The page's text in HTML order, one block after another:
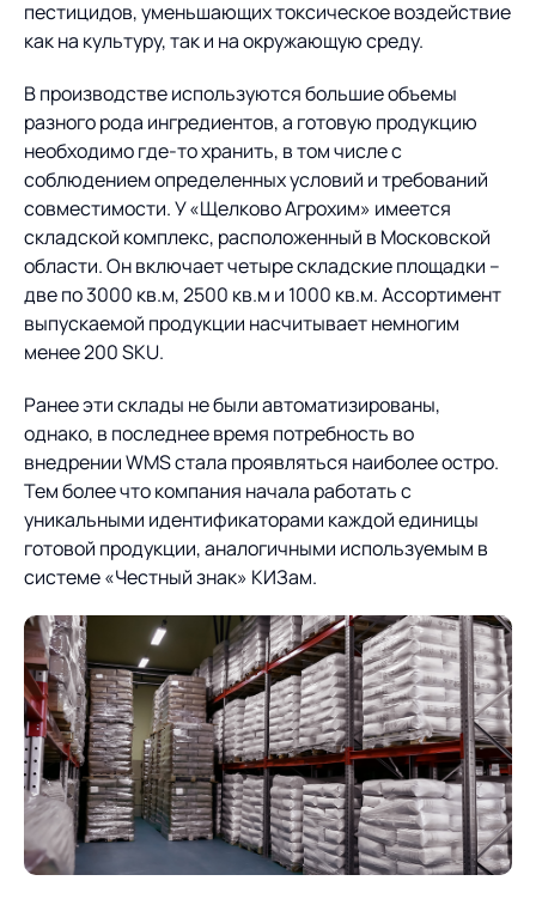
пестицидов, уменьшающих токсическое воздействие
как на культуру, так и на окружающую среду.
В производстве используются большие объемы
разного рода ингредиентов, а готовую продукцию
необходимо где-то хранить, в том числе с
соблюдением определенных условий и требований
совместимости. У «Щелково Агрохим» имеется
складской комплекс, расположенный в Московской
области. Он включает четыре складские площадки –
две по 3000 кв.м, 2500 кв.м и 1000 кв.м. Ассортимент
выпускаемой продукции насчитывает немногим
менее 200 SKU.
Ранее эти склады не были автоматизированы,
однако, в последнее время потребность во
внедрении WMS стала проявляться наиболее остро.
Тем более что компания начала работать с
уникальными идентификаторами каждой единицы
готовой продукции, аналогичными используемым в
системе «Честный знак» КИЗам.